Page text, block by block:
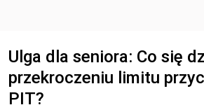
Ulga dla seniora: Co się
przekroczeniu limitu
PIT?